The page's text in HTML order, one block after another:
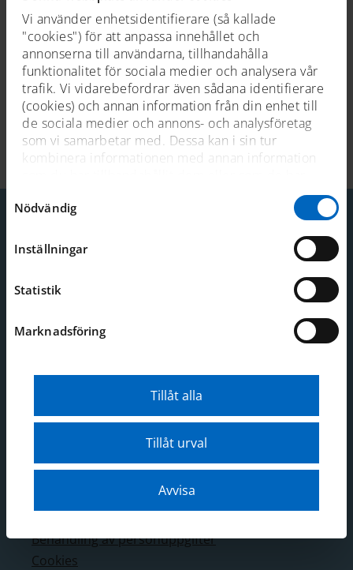
Vi använder enhetsidentifierare (så kallade
"cookies") för att anpassa innehållet och
annonserna till användarna, tillhandahålla
funktionalitet för sociala medier och analysera vår
trafik. Vi vidarebefordrar även sådana identifierare
(cookies) och annan information från din enhet till
de sociala medier och annons- och analysföretag
som vi samarbetar med. Dessa kan i sin tur
kombinera informationen med annan information
samlat in när du har använt deras tjänster. För mer
information, se
Nödvändig
Inställningar
Statistik
Marknadsföring
Tillåt alla
Tillåt urval
Avvisa
Båten k-märktes 2015 och finns även med i Motor Yacht
Societys MYS-arkiv.
Senast uppdaterad 2025-06-09
Kontakt
E-post:
Djurgårdsbrunnsvägen 24
Webbkarta
Tillgänglighetsredogörelse
Behandling av personuppgifter
Cookies